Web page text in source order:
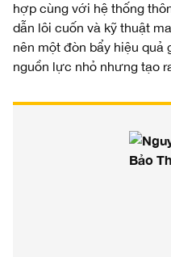
hợp cùng với hệ thống
dẫn lôi cuốn và kỹ thuật
nên một đòn bẩy hiệu quả
nguồn lực nhỏ nhưng tạo